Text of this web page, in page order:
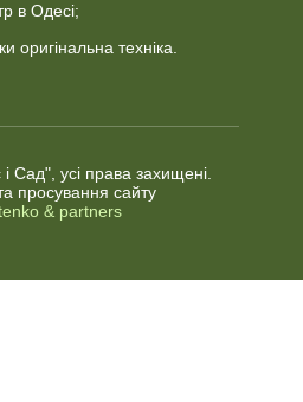
в Одесі;
оригінальна техніка.
і Сад", усі права захищені.
просування сайту
& partners